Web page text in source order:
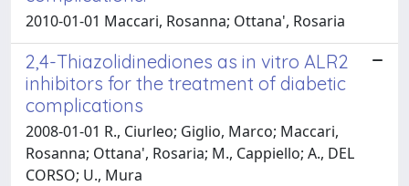
2010-01-01 Maccari, Rosanna; Ottana', Rosaria
2,4-Thiazolidinediones as in vitro ALR2
inhibitors for the treatment of diabetic
complications
2008-01-01 R., Ciurleo; Giglio, Marco; Maccari,
Rosanna; Ottana', Rosaria; M., Cappiello; A., DEL
CORSO; U., Mura